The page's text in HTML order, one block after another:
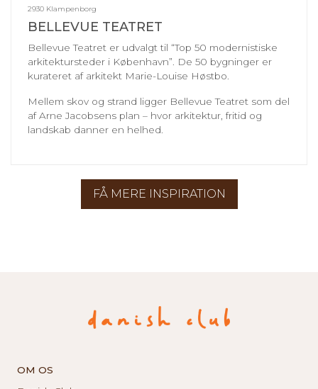
2930 Klampenborg
BELLEVUE TEATRET
Bellevue Teatret er udvalgt til “Top 50 modernistiske
arkitektursteder i København”. De 50 bygninger er
kurateret af arkitekt Marie-Louise Høstbo.
Mellem skov og strand ligger Bellevue Teatret som del
af Arne Jacobsens plan – hvor arkitektur, fritid og
landskab danner en helhed.
FÅ MERE INSPIRATION
OM OS